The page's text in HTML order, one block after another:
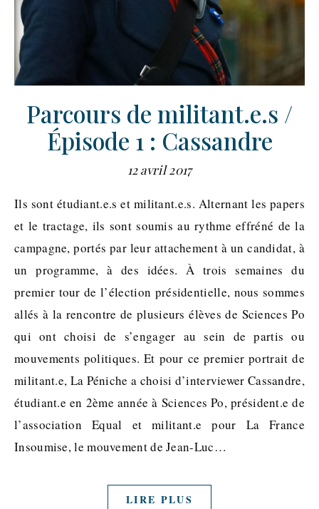
Parcours de militant.e.s /
Épisode 1 : Cassandre
12 avril 2017
Ils sont étudiant.e.s et militant.e.s. Alternant les papers
et le tractage, ils sont soumis au rythme effréné de la
campagne, portés par leur attachement à un candidat, à
un programme, à des idées. À trois semaines du
premier tour de l’élection présidentielle, nous sommes
allés à la rencontre de plusieurs élèves de Sciences Po
qui ont choisi de s’engager au sein de partis ou
mouvements politiques. Et pour ce premier portrait de
militant.e, La Péniche a choisi d’interviewer Cassandre,
étudiant.e en 2ème année à Sciences Po, président.e de
l’association Equal et militant.e pour La France
Insoumise, le mouvement de Jean-Luc…
LIRE PLUS